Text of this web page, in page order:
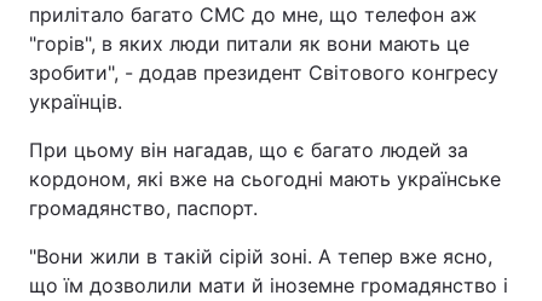
прилітало багато СМС до мне, що телефон аж
"горів", в яких люди питали як вони мають це
зробити", - додав президент Світового конгресу
українців.
При цьому він нагадав, що є багато людей за
кордоном, які вже на сьогодні мають українське
громадянство, паспорт.
"Вони жили в такій сірій зоні. А тепер вже ясно,
що їм дозволили мати й іноземне громадянство і